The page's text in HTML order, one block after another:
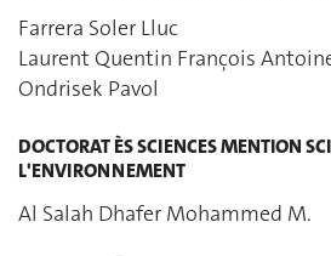
Farrera Soler Lluc
Laurent Quentin François
Ondrisek Pavol
DOCTORAT ÈS SCIENCES MENTION
L'ENVIRONNEMENT
Al Salah Dhafer Mohammed M.